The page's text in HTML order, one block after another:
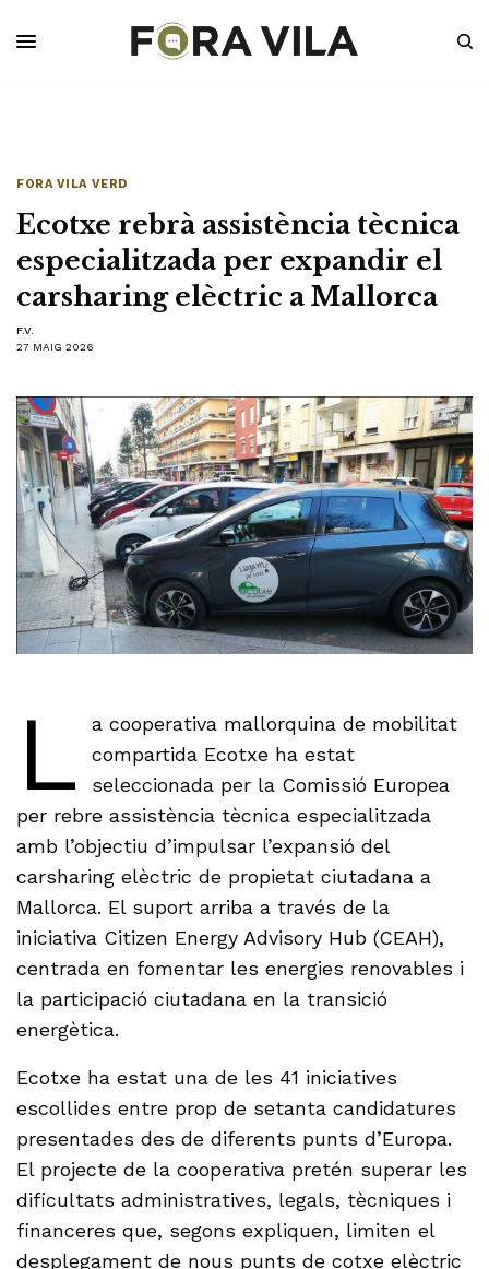
FORA VILA VERD
Ecotxe rebrà assistència tècnica
especialitzada per expandir el
carsharing elèctric a Mallorca
F.V.
27 MAIG 2026
L
a cooperativa mallorquina de mobilitat
compartida Ecotxe ha estat
seleccionada per la Comissió Europea
per rebre assistència tècnica especialitzada
amb l’objectiu d’impulsar l’expansió del
carsharing elèctric de propietat ciutadana a
Mallorca. El suport arriba a través de la
iniciativa Citizen Energy Advisory Hub (CEAH),
centrada en fomentar les energies renovables i
la participació ciutadana en la transició
energètica.
Ecotxe ha estat una de les 41 iniciatives
escollides entre prop de setanta candidatures
presentades des de diferents punts d’Europa.
El projecte de la cooperativa pretén superar les
dificultats administratives, legals, tècniques i
financeres que, segons expliquen, limiten el
desplegament de nous punts de cotxe elèctric